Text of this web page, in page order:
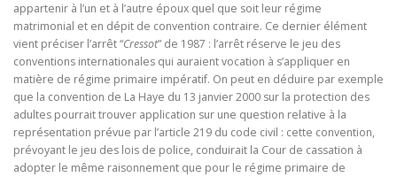
appartenir à l’un et à l’autre époux quel que soit leur régime
matrimonial et en dépit de convention contraire. Ce dernier élément
vient préciser l’arrêt “Cressot” de 1987 : l’arrêt réserve le jeu des
conventions internationales qui auraient vocation à s’appliquer en
matière de régime primaire impératif. On peut en déduire par exemple
que la convention de La Haye du 13 janvier 2000 sur la protection des
adultes pourrait trouver application sur une question relative à la
représentation prévue par l’article 219 du code civil : cette convention,
prévoyant le jeu des lois de police, conduirait la Cour de cassation à
adopter le même raisonnement que pour le régime primaire de